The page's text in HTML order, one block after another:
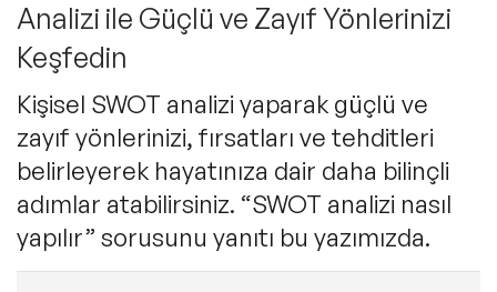
Global Konuşmacılar
Tüm Konuşmacılar
Öne Çıkan Konular
Exclusive Konuşmacılarımız
Ünlü Konuşmacılar
ÇÖZÜMLER
Keynote & Konuşma
Master Class Workshop
Akış Sunumu & Moderasyon
INFLUENCER
HAKKIMIZDA
Biz Kimiz?
BLOG
Analizi ile Güçlü ve Zayıf Yönlerinizi
Keşfedin
Kişisel SWOT analizi yaparak güçlü ve
zayıf yönlerinizi, fırsatları ve tehditleri
belirleyerek hayatınıza dair daha bilinçli
adımlar atabilirsiniz. “SWOT analizi nasıl
yapılır” sorusunu yanıtı bu yazımızda.